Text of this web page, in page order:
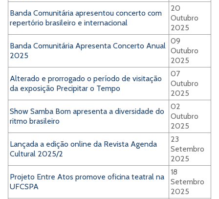
Banda Comunitária apresentou concerto com
repertório brasileiro e internacional
20
Outubro
2025
Banda Comunitária Apresenta Concerto Anual
2025
09
Outubro
2025
Alterado e prorrogado o período de visitação
da exposição Precipitar o Tempo
07
Outubro
2025
Show Samba Bom apresenta a diversidade do
ritmo brasileiro
02
Outubro
2025
Lançada a edição online da Revista Agenda
Cultural 2025/2
23
Setembro
2025
Projeto Entre Atos promove oficina teatral na
UFCSPA
18
Setembro
2025